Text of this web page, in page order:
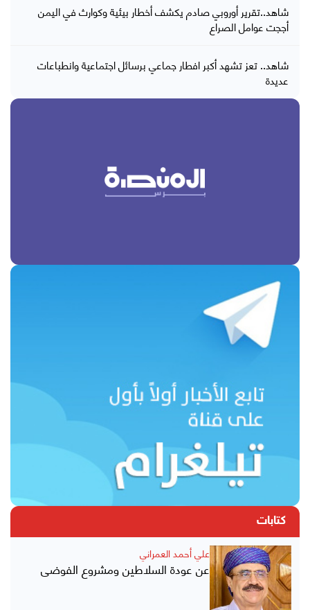
شاهد..تقرير أوروبي صادم يكشف أخطار بيئية وكوارث في اليمن
أججت عوامل الصراع
شاهد.. تعز تشهد أكبر افطار جماعي برسائل اجتماعية وانطباعات
عديدة
كتابات
علي أحمد العمراني
عن عودة السلاطين ومشروع الفوضى